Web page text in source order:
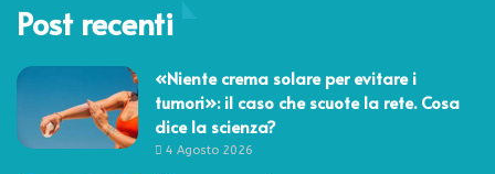
Post recenti
«Niente crema solare per evitare i
tumori»: il caso che scuote la rete. Cosa
dice la scienza?
4 Agosto 2026